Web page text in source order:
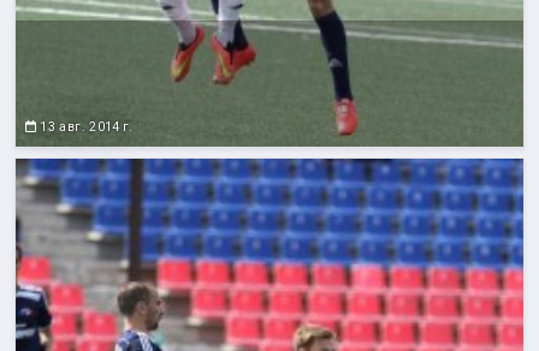
13 авг. 2014 г.